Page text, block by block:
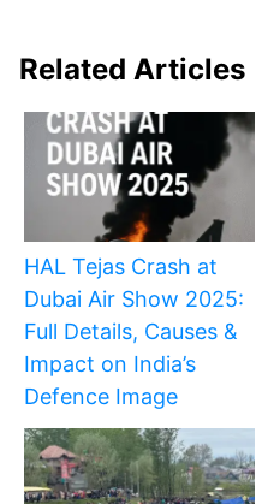
Related Articles
HAL Tejas Crash at
Dubai Air Show 2025:
Full Details, Causes &
Impact on India’s
Defence Image